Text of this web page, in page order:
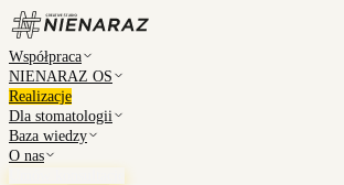
Współpraca
NIENARAZ OS
Realizacje
Dla stomatologii
Baza wiedzy
O nas